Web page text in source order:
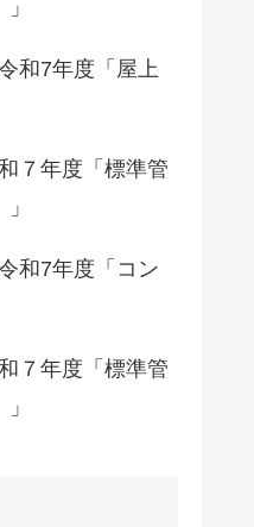
和7年度「屋上
７年度「標準管
和7年度「コン
７年度「標準管